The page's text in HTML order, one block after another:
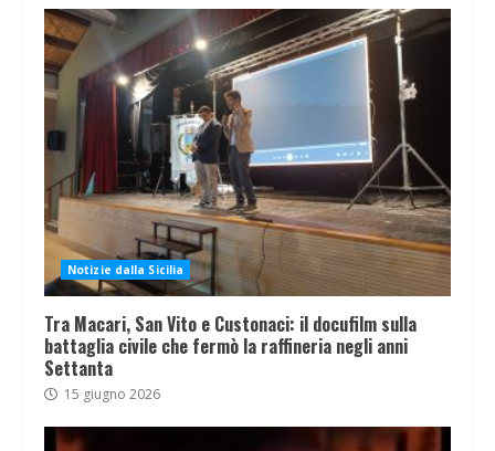
Notizie dalla Sicilia
Tra Macari, San Vito e Custonaci: il docufilm sulla
battaglia civile che fermò la raffineria negli anni
Settanta
15 giugno 2026